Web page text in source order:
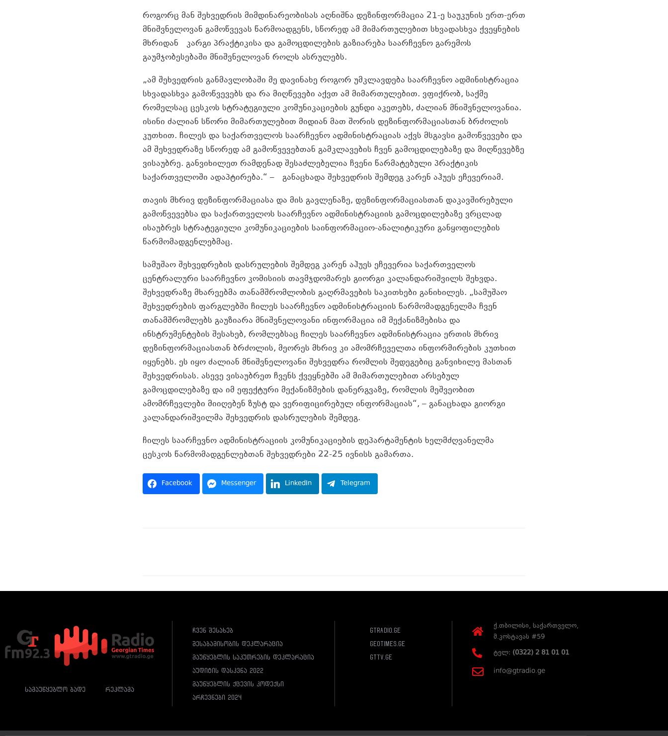
როგორც მან შეხვედრის მიმდინარეობისას აღნიშნა დეზინფორმაცია 21-ე საუკუნის ერთ-ერთ
მნიშვნელოვან გამოწვევას წარმოადგენს, სწორედ ამ მიმართულებით სხვადასხვა ქვეყნების
მხრიდან კარგი პრაქტიკისა და გამოცდილების გაზიარება საარჩევნო გარემოს
გაუმჯობესებაში მნიშვნელოვან როლს ასრულებს.
„ამ შეხვედრის განმავლობაში მე დავინახე როგორ უმკლავდება საარჩევნო ადმინისტრაცია
სხვადასხვა გამოწვევებს და რა მიღწევები აქვთ ამ მიმართულებით. ვფიქრობ, საქმე
რომელსაც ცესკოს სტრატეგიული კომუნიკაციების გუნდი აკეთებს, ძალიან მნიშვნელოვანია.
ისინი ძალიან სწორი მიმართულებით მიდიან მათ შორის დეზინფორმაციასთან ბრძოლის
კუთხით. ჩილეს და საქართველოს საარჩევნო ადმინისტრაციას აქვს მსგავსი გამოწვევები და
ამ შეხვედრაზე სწორედ ამ გამოწვევებთან გამკლავების ჩვენ გამოცდილებაზე და მიღწევებზე
ვისაუბრე. განვიხილეთ რამდენად შესაძლებელია ჩვენი წარმატებული პრაქტიკის
საქართველოში ადაპტირება.“ – განაცხადა შეხვედრის შემდეგ კარენ აჰუეს ეჩევერიამ.
თავის მხრივ დეზინფორმაციასა და მის გავლენაზე, დეზინფორმაციასთან დაკავშირებული
გამოწვევებსა და საქართველოს საარჩევნო ადმინისტრაციის გამოცდილებაზე ვრცლად
ისაუბრეს სტრატეგიული კომუნიკაციების საინფორმაციო-ანალიტიკური განყოფილების
წარმომადგენლებმაც.
სამუშაო შეხვედრების დასრულების შემდეგ კარენ აჰუეს ეჩევერია საქართველოს
ცენტრალური საარჩევნო კომისიის თავმჯდომარეს გიორგი კალანდარიშვილს შეხვდა.
შეხვედრაზე მხარეებმა თანამშრომლობის გაღრმავების საკითხები განიხილეს. „სამუშაო
შეხვედრების ფარგლებში ჩილეს საარჩევნო ადმინისტრაციის წარმომადგენელმა ჩვენ
თანამშრომლებს გაუზიარა მნიშვნელოვანი ინფორმაცია იმ მექანიზმებისა და
ინსტრუმენტების შესახებ, რომლებსაც ჩილეს საარჩევნო ადმინისტრაცია ერთის მხრივ
დეზინფორმაციასთან ბრძოლის, მეორეს მხრივ კი ამომრჩეველთა ინფორმირების კუთხით
იყენებს. ეს იყო ძალიან მნიშვნელოვანი შეხვედრა რომლის შედეგებიც განვიხილე მასთან
შეხვედრისას. ასევე ვისაუბრეთ ჩვენს ქვეყნებში ამ მიმართულებით არსებულ
გამოცდილებაზე და იმ ეფექტური მექანიზმების დანერგვაზე, რომლის მეშვეობით
ამომრჩევლები მიიღებენ ზუსტ და ვერიფიცირებულ ინფორმაციას“, – განაცხადა გიორგი
კალანდარიშვილმა შეხვედრის დასრულების შემდეგ.
ჩილეს საარჩევნო ადმინისტრაციის კომუნიკაციების დეპარტამენტის ხელმძღვანელმა
ცესკოს წარმომადგენლებთან შეხვედრები 22-25 ივნისს გამართა.
Facebook Messenger LinkedIn Telegram
სამაუწყებლო ბადე რეკლამა
ჩვენ შესახებ
შესაბამისობის დეკლარაცია
მაუწყებლის საკუთრების დეკლარაცია
აუდიტის დასკვნა 2022
მაუწყებლის ქცევის კოდექსი
არჩევნები 2024
gtradio.ge
geotimes.ge
gttv.ge
ქ.თბილისი, საქართველო,
მ.კოსტავას #59
ტელ: (0322) 2 81 01 01
info@gtradio.ge